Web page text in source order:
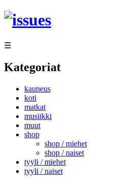
Siirry
sisältöön
☰
Kategoriat
kauneus
koti
matkat
musiikki
muut
shop
shop / miehet
shop / naiset
tyyli / miehet
tyyli / naiset